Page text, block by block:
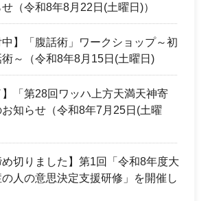
（令和8年8月22日(土曜日)）
中】「腹話術」ワークショップ～初
～（令和8年8月15日(土曜日)
】「第28回ワッハ上方天満天神寄
知らせ（令和8年7月25日(土曜
め切りました】第1回「令和8年度大
人の意思決定支援研修」を開催し